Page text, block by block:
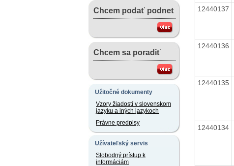
Chcem podať podnet
Chcem sa poradiť
Užitočné dokumenty
Vzory žiadostí v slovenskom
jazyku a iných jazykoch
Právne predpisy
Užívateľský servis
Slobodný prístup k
informáciám
12440137
12440136
12440135
12440134